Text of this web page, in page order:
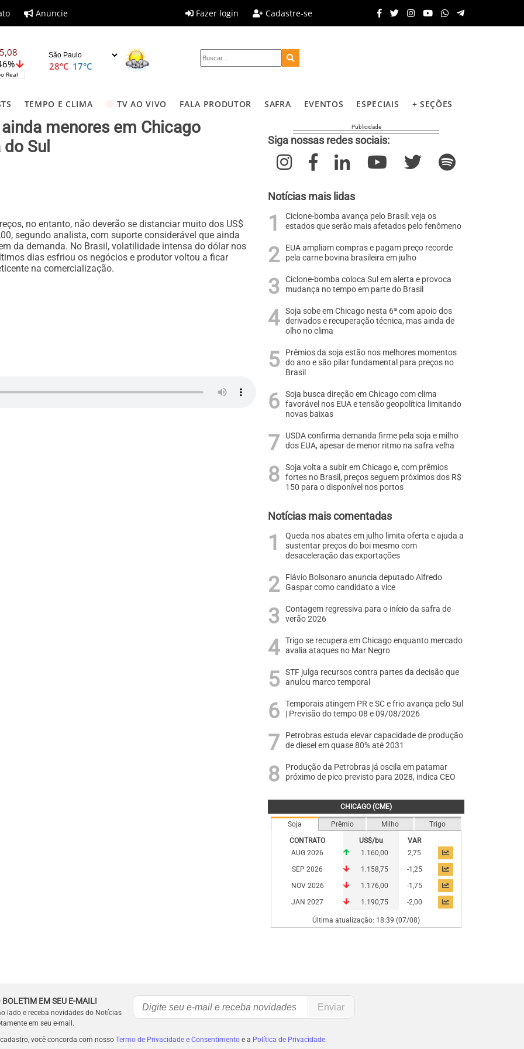
Anuncie Fazer login Cadastre-se
Real
28°C 17°C
TEMPO E CLIMA TV AO VIVO FALA PRODUTOR SAFRA EVENTOS ESPECIAIS + SEÇÕES
menores em Chicago
Sul
no entanto, não deverão se distanciar muito dos US$
segundo analista, com suporte considerável que ainda
da demanda. No Brasil, volatilidade intensa do dólar nos
dias esfriou os negócios e produtor voltou a ficar
na comercialização.
Siga nossas redes sociais:
Notícias mais lidas
Ciclone-bomba avança pelo Brasil: veja os
estados que serão mais afetados pelo fenômeno
EUA ampliam compras e pagam preço recorde
pela carne bovina brasileira em julho
Ciclone-bomba coloca Sul em alerta e provoca
mudança no tempo em parte do Brasil
Soja sobe em Chicago nesta 6ª com apoio dos
derivados e recuperação técnica, mas ainda de
olho no clima
Prêmios da soja estão nos melhores momentos
do ano e são pilar fundamental para preços no
Brasil
Soja busca direção em Chicago com clima
favorável nos EUA e tensão geopolítica limitando
novas baixas
USDA confirma demanda firme pela soja e milho
dos EUA, apesar de menor ritmo na safra velha
Soja volta a subir em Chicago e, com prêmios
fortes no Brasil, preços seguem próximos dos R$
150 para o disponível nos portos
Notícias mais comentadas
Queda nos abates em julho limita oferta e ajuda a
sustentar preços do boi mesmo com
desaceleração das exportações
Flávio Bolsonaro anuncia deputado Alfredo
Gaspar como candidato a vice
Contagem regressiva para o início da safra de
verão 2026
Trigo se recupera em Chicago enquanto mercado
avalia ataques no Mar Negro
STF julga recursos contra partes da decisão que
anulou marco temporal
Temporais atingem PR e SC e frio avança pelo Sul
| Previsão do tempo 08 e 09/08/2026
Petrobras estuda elevar capacidade de produção
de diesel em quase 80% até 2031
Produção da Petrobras já oscila em patamar
próximo de pico previsto para 2028, indica CEO
CHICAGO (CME)
Soja Prêmio Milho
Trigo
CONTRATO
US$/bu
VAR
AUG 2026
1.160,00
2,75
SEP 2026
1.158,75
-1,25
NOV 2026
1.176,00
-1,75
JAN 2027
1.190,75 -2,00
Última atualização: 18:39 (07/08)
BOLETIM EM SEU E-MAIL!
lado e receba novidades do Notícias
em seu e-mail.
você concorda com nosso Termo de Privacidade e Consentimentoe a Política de Privacidade.